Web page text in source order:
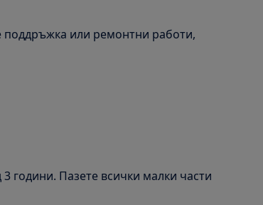
или ремонтни работи,
години. Пазете всички малки части